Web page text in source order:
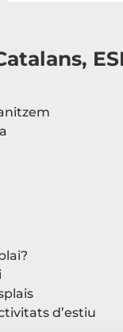
d’estiu